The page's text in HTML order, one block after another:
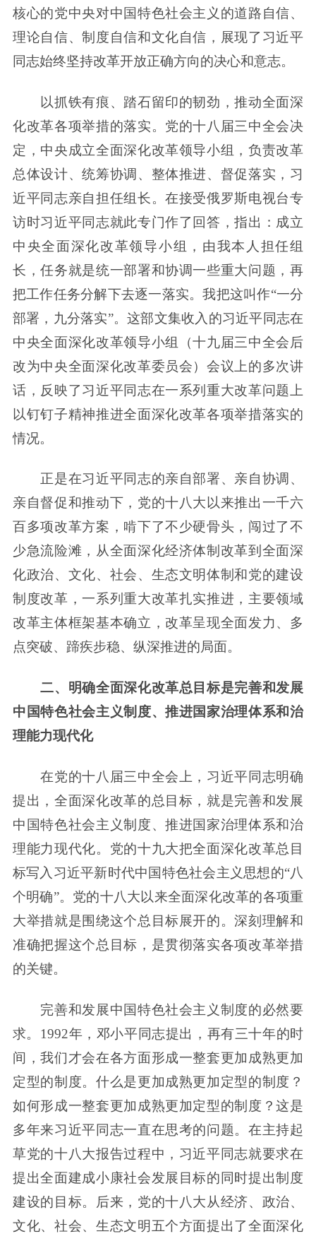
核心的党中央对中国特色社会主义的道路自信、
理论自信、制度自信和文化自信，展现了习近平
同志始终坚持改革开放正确方向的决心和意志。
以抓铁有痕、踏石留印的韧劲，推动全面深
化改革各项举措的落实。党的十八届三中全会决
定，中央成立全面深化改革领导小组，负责改革
总体设计、统筹协调、整体推进、督促落实，习
近平同志亲自担任组长。在接受俄罗斯电视台专
访时习近平同志就此专门作了回答，指出：成立
中央全面深化改革领导小组，由我本人担任组
长，任务就是统一部署和协调一些重大问题，再
把工作任务分解下去逐一落实。我把这叫作“一分
部署，九分落实”。这部文集收入的习近平同志在
中央全面深化改革领导小组（十九届三中全会后
改为中央全面深化改革委员会）会议上的多次讲
话，反映了习近平同志在一系列重大改革问题上
以钉钉子精神推进全面深化改革各项举措落实的
情况。
正是在习近平同志的亲自部署、亲自协调、
亲自督促和推动下，党的十八大以来推出一千六
百多项改革方案，啃下了不少硬骨头，闯过了不
少急流险滩，从全面深化经济体制改革到全面深
化政治、文化、社会、生态文明体制和党的建设
制度改革，一系列重大改革扎实推进，主要领域
改革主体框架基本确立，改革呈现全面发力、多
点突破、蹄疾步稳、纵深推进的局面。
二、明确全面深化改革总目标是完善和发展
中国特色社会主义制度、推进国家治理体系和治
理能力现代化
在党的十八届三中全会上，习近平同志明确
提出，全面深化改革的总目标，就是完善和发展
中国特色社会主义制度、推进国家治理体系和治
理能力现代化。党的十九大把全面深化改革总目
标写入习近平新时代中国特色社会主义思想的“八
个明确”。党的十八大以来全面深化改革的各项重
大举措就是围绕这个总目标展开的。深刻理解和
准确把握这个总目标，是贯彻落实各项改革举措
的关键。
完善和发展中国特色社会主义制度的必然要
求。1992年，邓小平同志提出，再有三十年的时
间，我们才会在各方面形成一整套更加成熟更加
定型的制度。什么是更加成熟更加定型的制度？
如何形成一整套更加成熟更加定型的制度？这是
多年来习近平同志一直在思考的问题。在主持起
草党的十八大报告过程中，习近平同志就要求在
提出全面建成小康社会发展目标的同时提出制度
建设的目标。后来，党的十八大从经济、政治、
文化、社会、生态文明五个方面提出了全面深化